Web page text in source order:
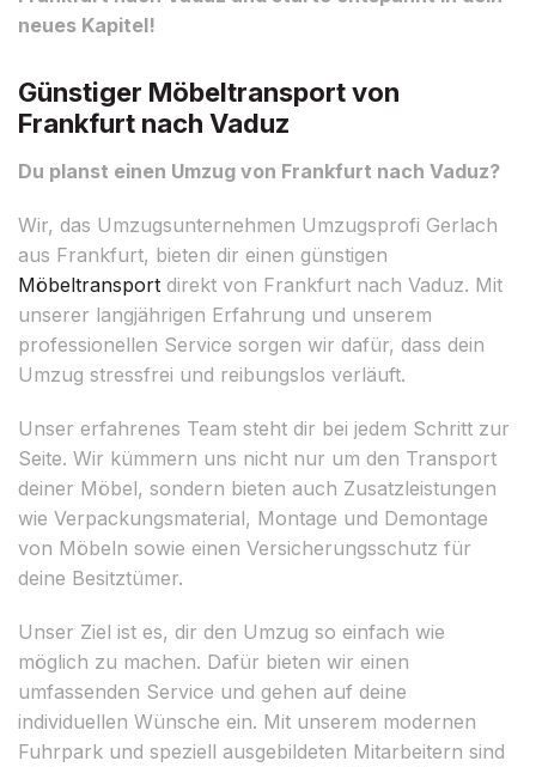
neues Kapitel!
Günstiger Möbeltransport von
Frankfurt nach Vaduz
Du planst einen Umzug von Frankfurt nach Vaduz?
Wir, das Umzugsunternehmen Umzugsprofi Gerlach
aus Frankfurt, bieten dir einen günstigen
Möbeltransport direkt von Frankfurt nach Vaduz. Mit
unserer langjährigen Erfahrung und unserem
professionellen Service sorgen wir dafür, dass dein
Umzug stressfrei und reibungslos verläuft.
Unser erfahrenes Team steht dir bei jedem Schritt zur
Seite. Wir kümmern uns nicht nur um den Transport
deiner Möbel, sondern bieten auch Zusatzleistungen
wie Verpackungsmaterial, Montage und Demontage
von Möbeln sowie einen Versicherungsschutz für
deine Besitztümer.
Unser Ziel ist es, dir den Umzug so einfach wie
möglich zu machen. Dafür bieten wir einen
umfassenden Service und gehen auf deine
individuellen Wünsche ein. Mit unserem modernen
Fuhrpark und speziell ausgebildeten Mitarbeitern sind